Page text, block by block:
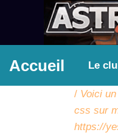
Aller au contenu
Accueil Le
/ Voici
css sur
https://